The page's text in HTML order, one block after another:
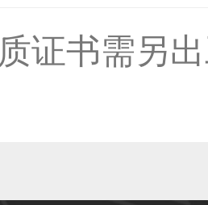
用户作品
证书需另